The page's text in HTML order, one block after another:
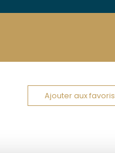
Ajouter aux favoris